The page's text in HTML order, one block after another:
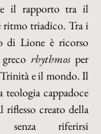
il rapporto tra il
ritmo triadico. Tra i
di Lione è ricorso
greco rhythmos per
e il mondo. Il
teologia cappadoce
riflesso creato della
senza riferirsi